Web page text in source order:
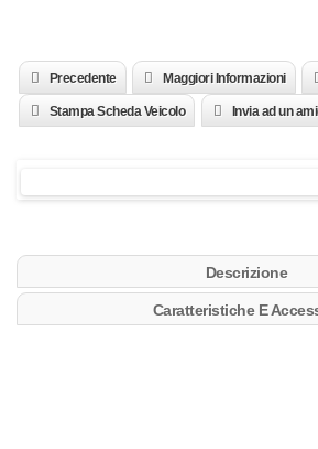
Precedente Maggiori Informazioni
Stampa Scheda Veicolo Invia ad un
Descrizione
Caratteristiche E